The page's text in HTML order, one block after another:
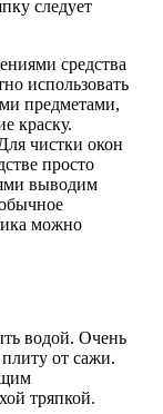
следует
средства
использовать
предметами,
краску.
чистки окон
просто
выводим
можно
водой. Очень
от сажи.
тряпкой.